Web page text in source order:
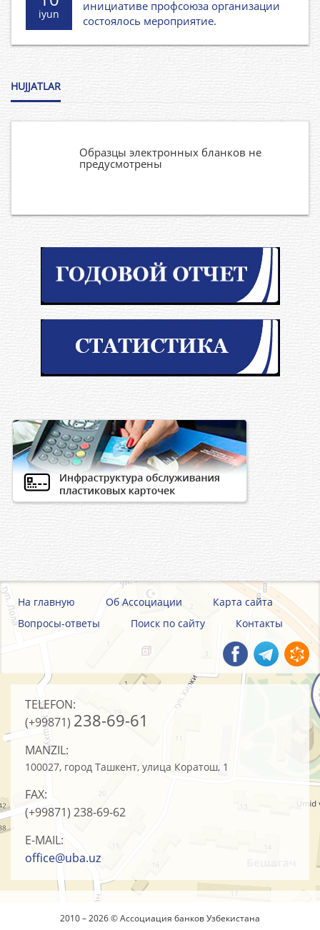
iyun
инициативе профсоюза организации
состоялось мероприятие.
HUJJATLAR
Образцы электронных бланков не
предусмотрены
На главную Об Ассоциации
Карта сайта
Вопросы-ответы
Поиск по сайту Контакты
TELEFON:
(+99871) 238-69-61
MANZIL:
100027, город Ташкент, улица Коратош, 1
FAX:
(+99871) 238-69-62
E-MAIL:
office@uba.uz
2010 – 2026 © Ассоциация банков Узбекистана